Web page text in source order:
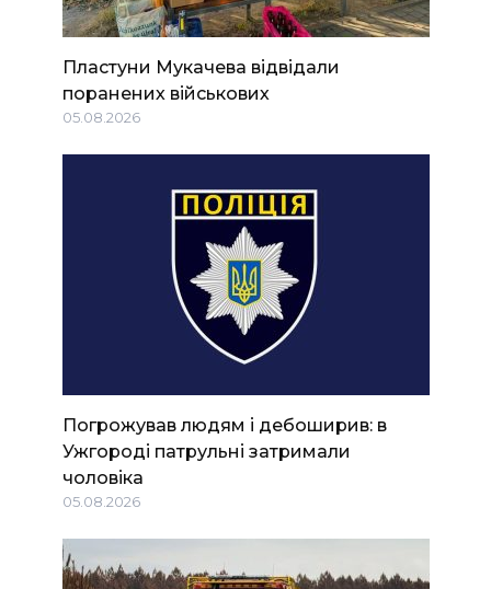
Пластуни Мукачева відвідали
поранених військових
05.08.2026
Погрожував людям і дебоширив: в
Ужгороді патрульні затримали
чоловіка
05.08.2026